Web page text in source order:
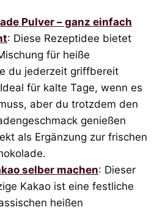
Pulver – ganz einfach
: Diese Rezeptidee bietet
für heiße
du jederzeit griffbereit
für kalte Tage, wenn es
aber du trotzdem den
genießen
als Ergänzung zur frischen
selber machen: Dieser
Kakao ist eine festliche
heißen